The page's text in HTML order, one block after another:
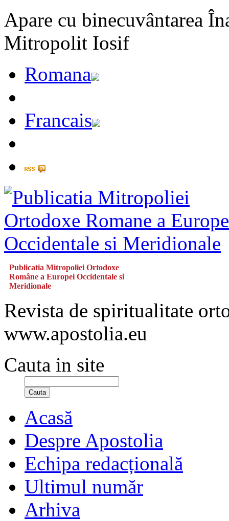
Apare cu binecuvântarea
Mitropolit Iosif
Romana
Francais
Publicatia Mitropoliei Ortodoxe
Române a Europei Occidentale si
Meridionale
Revista de spiritualitate
www.apostolia.eu
Cauta in site
Cauta
Acasă
Despre Apostolia
Echipa redacțională
Ultimul număr
Arhiva